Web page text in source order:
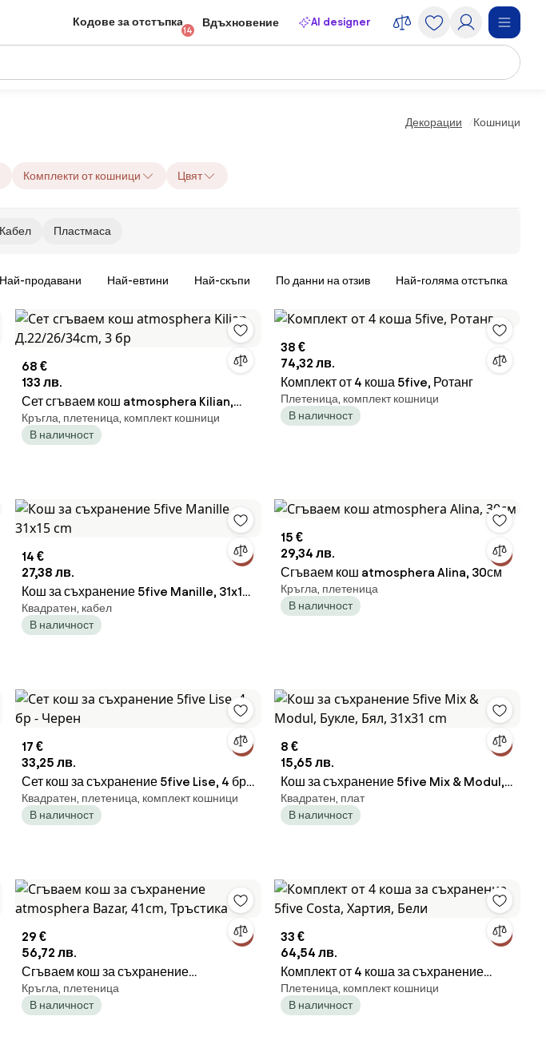
Кодове за отстъпка
14
Вдъхновение AI designer
Декорации Кошници
Комплекти от кошници Цвят
Кабел Пластмаса
Най-продавани Най-евтини Най-скъпи По данни на отзив Най-голяма отстъпка
68 €
133 лв.
Сет сгъваем кош atmosphera Kilian,
Д.22/26/34cm, 3 бр
Кръгла, плетеница, комплект кошници
В наличност
38 €
74,32 лв.
Комплект от 4 коша 5five, Ротанг
Плетеница, комплект кошници
В наличност
14 €
27,38 лв.
Кош за съхранение 5five Manille, 31x15
cm
Квадратен, кабел
В наличност
15 €
29,34 лв.
Сгъваем кош atmosphera Alina, 30см
Кръгла, плетеница
В наличност
17 €
33,25 лв.
Сет кош за съхранение 5five Lise, 4 бр -
Черен
Квадратен, плетеница, комплект кошници
В наличност
8 €
15,65 лв.
Кош за съхранение 5five Mix & Modul,
Букле, Бял, 31x31 cm
Квадратен, плат
В наличност
29 €
56,72 лв.
Сгъваем кош за съхранение
atmosphera Bazar, 41cm, Тръстика
Кръгла, плетеница
В наличност
33 €
64,54 лв.
Комплект от 4 коша за съхранение
5five Costa, Хартия, Бели
Плетеница, комплект кошници
В наличност